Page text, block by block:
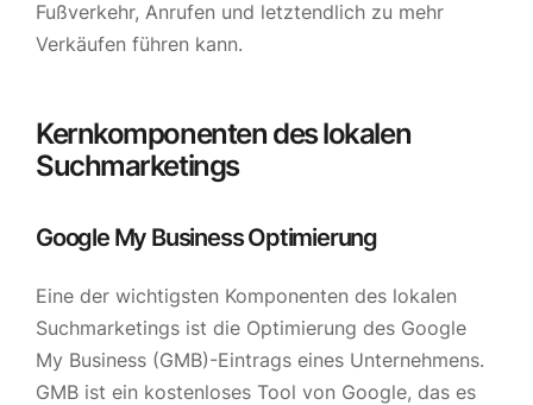
Fußverkehr, Anrufen und letztendlich zu mehr
Verkäufen führen kann.
Kernkomponenten des lokalen
Suchmarketings
Google My Business Optimierung
Eine der wichtigsten Komponenten des lokalen
Suchmarketings ist die Optimierung des Google
My Business (GMB)-Eintrags eines Unternehmens.
GMB ist ein kostenloses Tool von Google, das es